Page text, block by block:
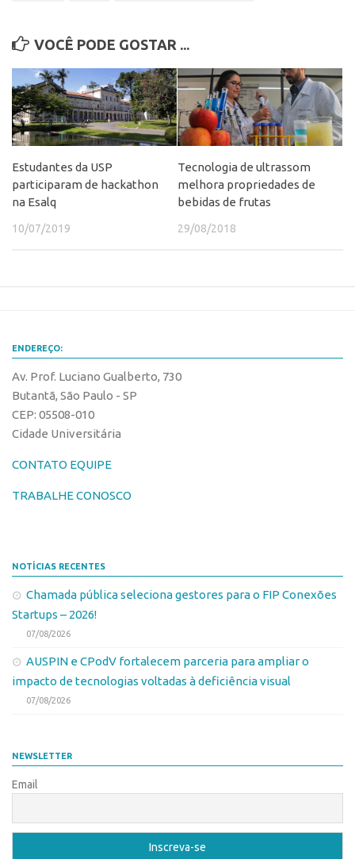
VOCÊ PODE GOSTAR ...
Estudantes da USP
participaram de hackathon
na Esalq
10/07/2019
Tecnologia de ultrassom
melhora propriedades de
bebidas de frutas
29/08/2018
ENDEREÇO:
Av. Prof. Luciano Gualberto, 730
Butantã, São Paulo - SP
CEP: 05508-010
Cidade Universitária
CONTATO EQUIPE
TRABALHE CONOSCO
NOTÍCIAS RECENTES
Chamada pública seleciona gestores para o FIP Conexões
Startups – 2026!
07/08/2026
AUSPIN e CPodV fortalecem parceria para ampliar o
impacto de tecnologias voltadas à deficiência visual
07/08/2026
NEWSLETTER
Email